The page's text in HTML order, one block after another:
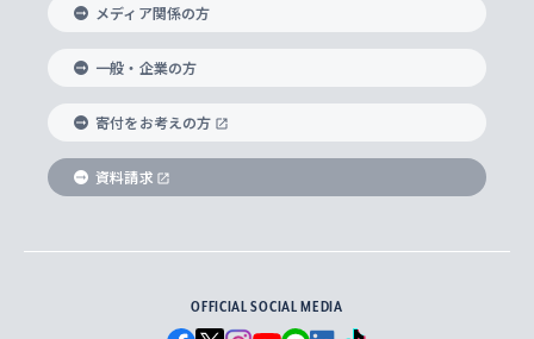
国際教養学部
理工学部
Futures） – 持続可能な未来を考える６学科連携
実践宗教学研究科
総合人間科学研究科
経済学研究科
生涯学習
ヨーロッパ研究所
アジア文化研究所
アメリカ・カナダ研究所
メディア・ジャーナリズム研究所
障がいのある学生への支援
就職（内定先）・進路統計
企業の採用ご担当者様へのご案内
ノンディグリー生
Sophia Short-term Program受講生
学費・奨学金
学部入学前に出願する奨学金
ソフィア・アーカイブズ
上智大学とカトリック
国連Weeks・アフリカWeeks
ダイバーシティ＆サステナビリティへの取り組み
学校法人上智学院について
数字で見る上智大学
上智大学のネットワーク
父母・保証人とのネットワーク
上智大学の出版物
上智大学大学案内・大学院案内
上智大学のビジュアル・アイデンティティ
メディア関係の方
一般・企業の方
寄付をお考えの方
資料請求
OFFICIAL SOCIAL MEDIA